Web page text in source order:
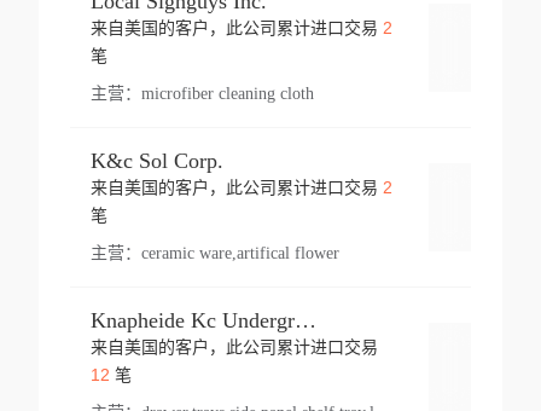
来自美国的客户，此公司累计进口交易 2
笔
主营： microfiber cleaning cloth
K&c Sol Corp.
来自美国的客户，此公司累计进口交易 2
笔
主营： ceramic ware,artifical flower
Knapheide Kc Underground
来自美国的客户，此公司累计进口交易
12 笔